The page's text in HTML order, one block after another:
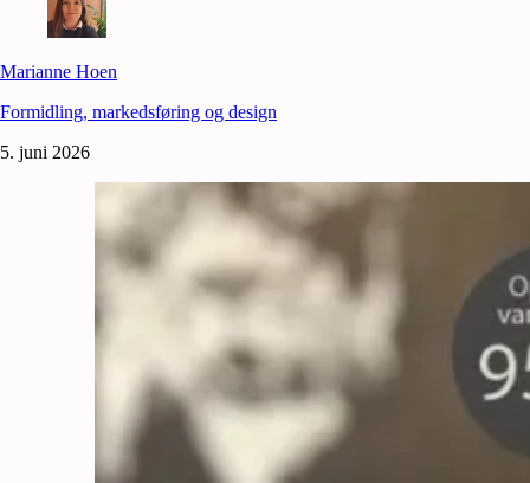
Marianne Hoen
Formidling, markedsføring og design
5. juni 2026